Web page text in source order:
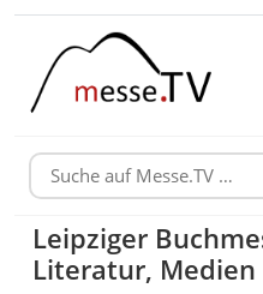
Leipziger
Literatur, Medien